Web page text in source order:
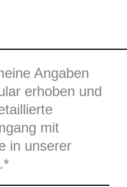
Angaben
erhoben und
mit
in unserer